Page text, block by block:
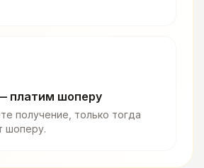
платим шоперу
получение, только тогда
шоперу.